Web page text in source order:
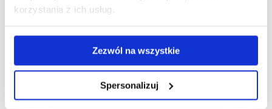
korzystania z ich usług.
Zezwól na wszystkie
Spersonalizuj
Rabiej, E. (2020). The Financing of Health Care in Insurance
Optimum Economic Studies, nr 4(102), s. 27-39,
https://doi.org/10.15290/oes.2020.04.102.03
publikacje z 3 ostatnich lat
Chałubińska-Jentkiewicz, K., Rabiej, E. (2025),